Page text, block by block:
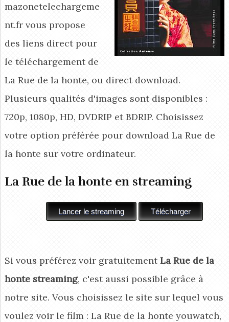
mazonetelechargeme
nt.fr vous propose
des liens direct pour
le téléchargement de
La Rue de la honte, ou direct download.
Plusieurs qualités d'images sont disponibles :
720p, 1080p, HD, DVDRIP et BDRIP. Choisissez
votre option préférée pour download La Rue de
la honte sur votre ordinateur.
La Rue de la honte en streaming
Si vous préférez voir gratuitementLa Rue de la
honte streaming, c'est aussi possible grâce à
notre site. Vous choisissez le site sur lequel vous
voulez voir le film : La Rue de la honte youwatch,